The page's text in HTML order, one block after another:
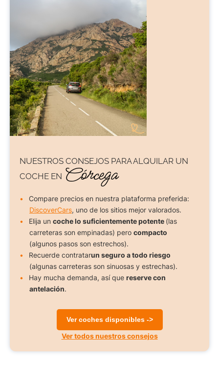
NUESTROS CONSEJOS PARAALQUILAR UN
COCHE EN Córcega
Compare precios en nuestra plataforma preferida:
DiscoverCars, uno de los sitios mejor valorados.
Elija un coche lo suficientemente potente (las
carreteras son empinadas) pero compacto
(algunos pasos son estrechos).
Recuerde contratarun seguro a todo riesgo
(algunas carreteras son sinuosas y estrechas).
Hay mucha demanda, así que reserve con
antelación.
Ver coches disponibles ->
Ver todos nuestros consejos